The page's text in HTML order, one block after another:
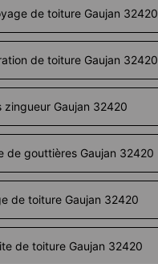
de toiture Gaujan 32420
de toiture Gaujan 32420
zingueur Gaujan 32420
de gouttières Gaujan 32420
de toiture Gaujan 32420
de toiture Gaujan 32420